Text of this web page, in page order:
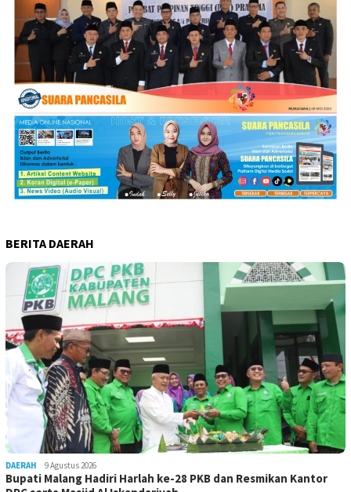
BERITA DAERAH
DAERAH 9 Agustus 2026
Bupati Malang Hadiri Harlah ke-28 PKB dan Resmikan Kantor